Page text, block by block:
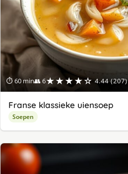
⏱ 60 min👥 6★★★★☆ 4.44 (207)
Franse klassieke uiensoep
Soepen